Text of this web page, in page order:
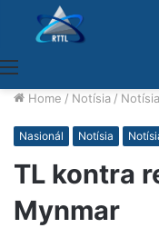
Home / Notísia /
Nasionál Notísia
TL kontra
Mynmar